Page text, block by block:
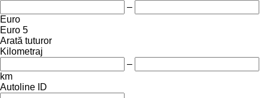
–
Euro
Euro 5
Arată tuturor
Kilometraj
–
km
Autoline ID